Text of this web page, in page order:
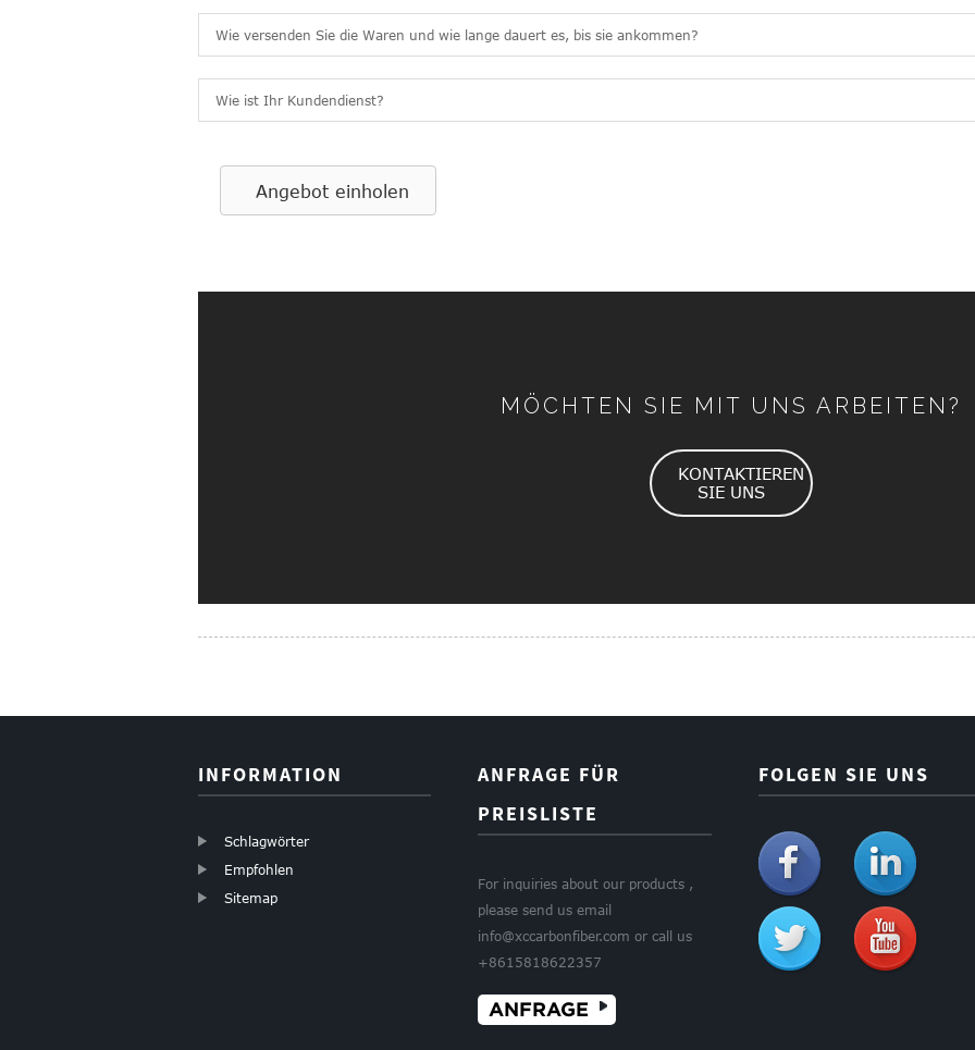
Wie versenden Sie die Waren und wie lange dauert es, bis sie ankommen?
Wie ist Ihr Kundendienst?
Angebot einholen
MÖCHTEN SIE MIT UNS ARBEITEN?
KONTAKTIEREN
SIE UNS
INFORMATION
Schlagwörter
Empfohlen
Sitemap
ANFRAGE FÜR
PREISLISTE
For inquiries about our products ,
please send us email
info@xccarbonfiber.com or call us
+8615818622357
ANFRAGE
FOLGEN SIE UNS